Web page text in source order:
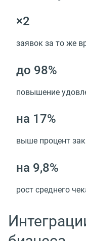
×2
заявок за то же
до 98%
повышение
на 17%
выше процент
на 9,8%
рост среднего